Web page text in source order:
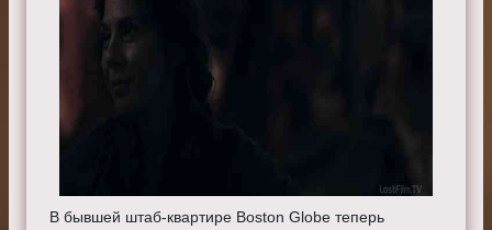
В бывшей штаб-квартире Boston Globe теперь